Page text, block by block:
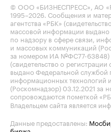
© ООО «БИЗНЕСПРЕСС», АО
1995–2026 . Сообщения и
агентства «РБК»
массовой информации
по надзору в сфере связи,
и массовых коммуникаций
за номером ИА №ФС77-63848)
(свидетельство о
выдано Федеральной службой
информационных технологий
(Роскомнадзор) 03.12.2021
сопровождаются пометкой
Владельцем сайта является
Данные предоставлены: